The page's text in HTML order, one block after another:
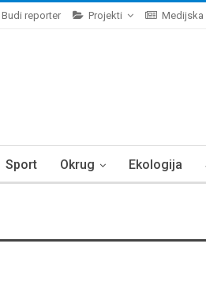
Budi reporter Projekti
Sport Okrug Ekologija